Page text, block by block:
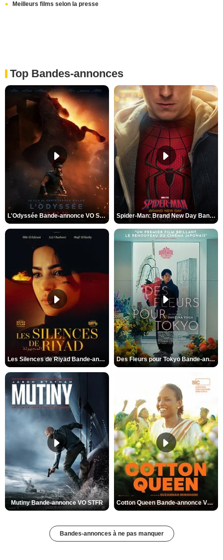
Meilleurs films selon la presse
Top Bandes-annonces
L'Odyssée Bande-annonce VO STFR Spider-Man: Brand New Day Bande-annonce VO STFR
Les Silences de Riyad Bande-annonce VO STFR Des Fleurs pour Tokyo Bande-annonce VO STFR
Mutiny Bande-annonce VO STFR Cotton Queen Bande-annonce VO STFR
Bandes-annonces à ne pas manquer